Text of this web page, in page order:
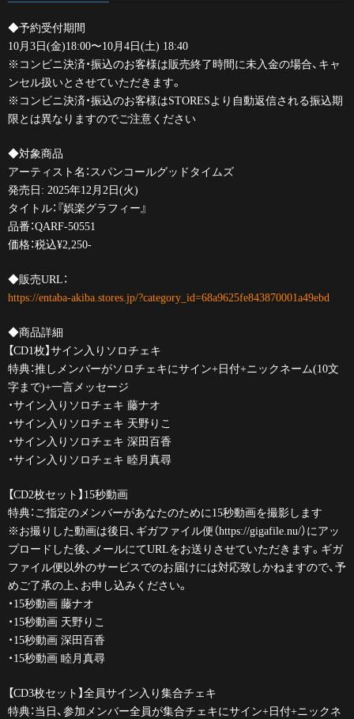
◆予約受付期間
10月3日(金)18:00〜10月4日(土) 18:40
※コンビニ決済・振込のお客様は販売終了時間に未入金の場合、キャ
ンセル扱いとさせていただきます。
※コンビニ決済・振込のお客様はSTORESより自動返信される振込期
限とは異なりますのでご注意ください
◆対象商品
アーティスト名：スパンコールグッドタイムズ
発売日: 2025年12月2日(火)
タイトル：『娯楽グラフィー』
品番：QARF-50551
価格：税込¥2,250-
◆販売URL：
https://entaba-akiba.stores.jp/?category_id=68a9625fe843870001a49ebd
◆商品詳細
【CD1枚】サイン入りソロチェキ
特典：推しメンバーがソロチェキにサイン+日付+ニックネーム(10文
字まで)+一言メッセージ
・サイン入りソロチェキ 藤ナオ
・サイン入りソロチェキ 天野りこ
・サイン入りソロチェキ 深田百香
・サイン入りソロチェキ 睦月真尋
【CD2枚セット】15秒動画
特典：ご指定のメンバーがあなたのために15秒動画を撮影します
※お撮りした動画は後日、ギガファイル便（https://gigafile.nu/）にアッ
プロードした後、メールにてURLをお送りさせていただきます。ギガ
ファイル便以外のサービスでのお届けには対応致しかねますので、予
めご了承の上、お申し込みください。
・15秒動画 藤ナオ
・15秒動画 天野りこ
・15秒動画 深田百香
・15秒動画 睦月真尋
【CD3枚セット】全員サイン入り集合チェキ
特典：当日、参加メンバー全員が集合チェキにサイン+日付+ニックネ